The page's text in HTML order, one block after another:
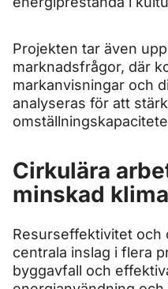
Projekten tar även
marknadsfrågor, där
markanvisningar och
analyseras för att
Cirkulära
minskad
Resurseffektivitet och
centrala inslag i flera
byggavfall och